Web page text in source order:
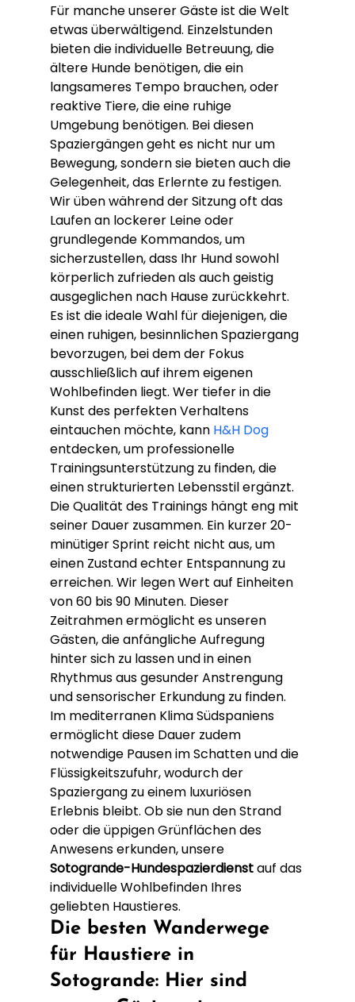
Für manche unserer Gäste ist die Welt
etwas überwältigend. Einzelstunden
bieten die individuelle Betreuung, die
ältere Hunde benötigen, die ein
langsameres Tempo brauchen, oder
reaktive Tiere, die eine ruhige
Umgebung benötigen. Bei diesen
Spaziergängen geht es nicht nur um
Bewegung, sondern sie bieten auch die
Gelegenheit, das Erlernte zu festigen.
Wir üben während der Sitzung oft das
Laufen an lockerer Leine oder
grundlegende Kommandos, um
sicherzustellen, dass Ihr Hund sowohl
körperlich zufrieden als auch geistig
ausgeglichen nach Hause zurückkehrt.
Es ist die ideale Wahl für diejenigen, die
einen ruhigen, besinnlichen Spaziergang
bevorzugen, bei dem der Fokus
ausschließlich auf ihrem eigenen
Wohlbefinden liegt. Wer tiefer in die
Kunst des perfekten Verhaltens
eintauchen möchte, kann H&H Dog
entdecken, um professionelle
Trainingsunterstützung zu finden, die
einen strukturierten Lebensstil ergänzt.
Die Qualität des Trainings hängt eng mit
seiner Dauer zusammen. Ein kurzer 20-
minütiger Sprint reicht nicht aus, um
einen Zustand echter Entspannung zu
erreichen. Wir legen Wert auf Einheiten
von 60 bis 90 Minuten. Dieser
Zeitrahmen ermöglicht es unseren
Gästen, die anfängliche Aufregung
hinter sich zu lassen und in einen
Rhythmus aus gesunder Anstrengung
und sensorischer Erkundung zu finden.
Im mediterranen Klima Südspaniens
ermöglicht diese Dauer zudem
notwendige Pausen im Schatten und die
Flüssigkeitszufuhr, wodurch der
Spaziergang zu einem luxuriösen
Erlebnis bleibt. Ob sie nun den Strand
oder die üppigen Grünflächen des
Anwesens erkunden, unsere
Sotogrande-Hundespazierdienst auf das
individuelle Wohlbefinden Ihres
geliebten Haustieres.
Die besten Wanderwege
für Haustiere in
Sotogrande: Hier sind